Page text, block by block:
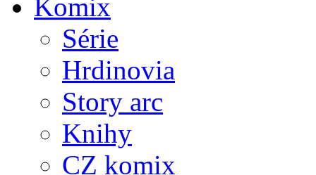
Komix
Série
Hrdinovia
Story arc
Knihy
CZ komix